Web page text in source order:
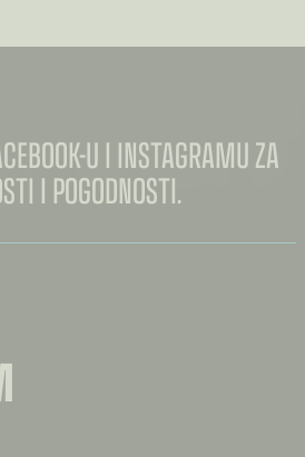
U I INSTAGRAMU ZA
I POGODNOSTI.